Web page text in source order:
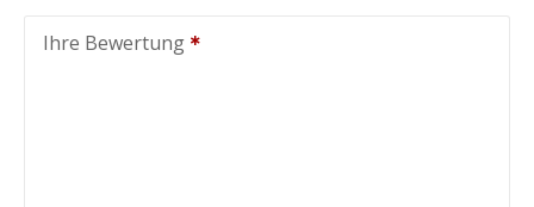
Ihre Bewertung